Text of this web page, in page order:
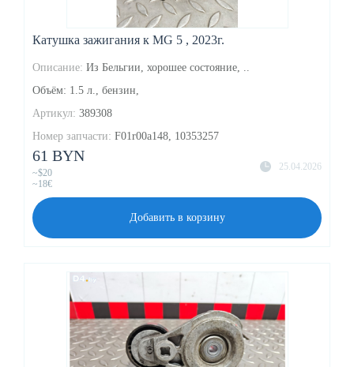
Катушка зажигания к MG 5 , 2023г.
Описание: Из Бельгии, хорошее состояние, ..
Объём: 1.5 л., бензин,
Артикул: 389308
Номер запчасти: F01r00a148, 10353257
25.04.2026
61 BYN
~$20
~18€
Добавить в корзину